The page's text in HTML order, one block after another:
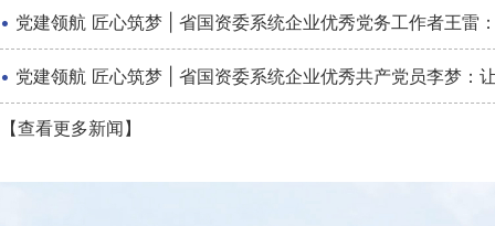
· 党建领航 匠心筑梦 | 省国资委系统企业优秀党务工作者王雷
· 党建领航 匠心筑梦 | 省国资委系统企业优秀共产党员李梦：
【查看更多新闻】